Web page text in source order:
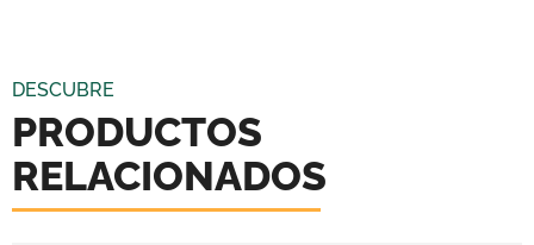
DESCUBRE
PRODUCTOS
RELACIONADOS